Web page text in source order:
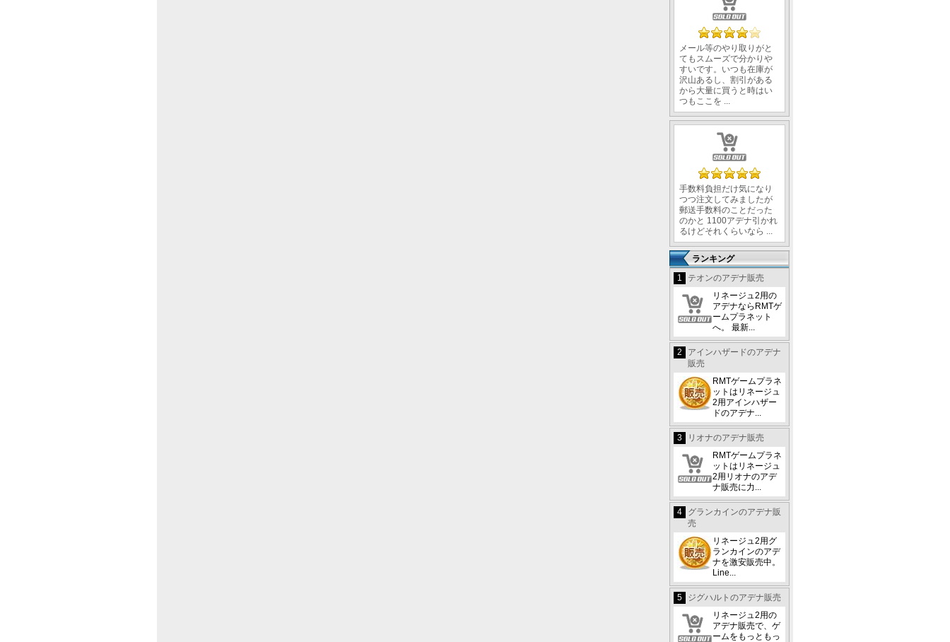
メール等のやり取りがと
てもスムーズで分かりや
すいです。いつも在庫が
沢山あるし、割引がある
から大量に買うと時はい
つもここを ...
手数料負担だけ気になり
つつ注文してみましたが
郵送手数料のことだった
のかと 1100アデナ引かれ
るけどそれくらいなら ...
ランキング
1
テオンのアデナ販売
リネージュ2用の
アデナならRMTゲ
ームプラネット
へ。 最新...
2
アインハザードのアデナ
販売
RMTゲームプラネ
ットはリネージュ
2用アインハザー
ドのアデナ...
3
リオナのアデナ販売
RMTゲームプラネ
ットはリネージュ
2用リオナのアデ
ナ販売に力...
4
グランカインのアデナ販
売
リネージュ2用グ
ランカインのアデ
ナを激安販売中。
Line...
5
ジグハルトのアデナ販売
リネージュ2用の
アデナ販売で、ゲ
ームをもっともっ